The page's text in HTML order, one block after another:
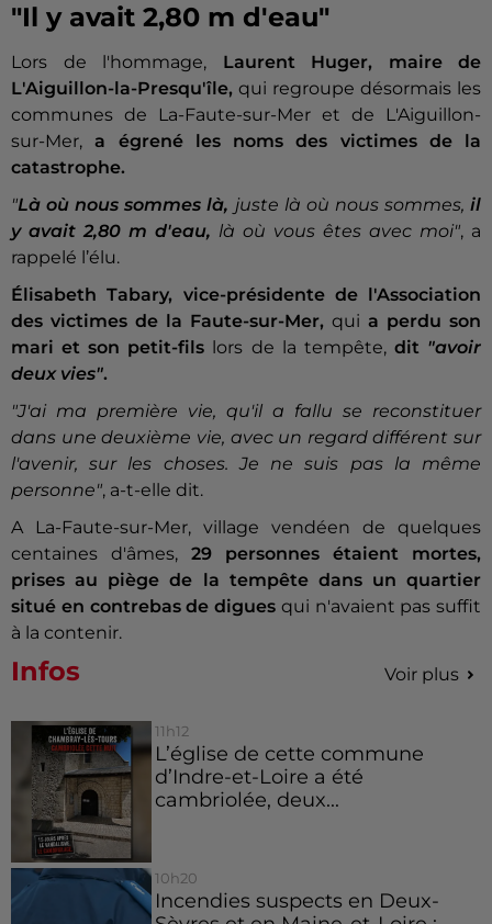
"Il y avait 2,80 m d'eau"
Lors de l'hommage, Laurent Huger, maire de
L'Aiguillon-la-Presqu'île, qui regroupe désormais les
communes de La-Faute-sur-Mer et de L'Aiguillon-
sur-Mer,a égrené les noms des victimes de la
catastrophe.
"Là où nous sommes là, juste là où nous sommes, il
y avait 2,80 m d'eau, là où vous êtes avec moi", a
rappelé l’élu.
Élisabeth Tabary, vice-présidente de l'Association
des victimes de la Faute-sur-Mer, qui a perdu son
mari et son petit-fils lors de la tempête, dit "avoir
deux vies".
"J'ai ma première vie, qu'il a fallu se reconstituer
dans une deuxième vie, avec un regard différent sur
l'avenir, sur les choses. Je ne suis pas la même
personne", a-t-elle dit.
A La-Faute-sur-Mer, village vendéen de quelques
centaines d'âmes, 29 personnes étaient mortes,
prises au piège de la tempête dans un quartier
situé en contrebas de digues qui n'avaient pas suffit
à la contenir.
Infos Voir plus
11h12
L’église de cette commune
d’Indre-et-Loire a été
cambriolée, deux...
10h20
Incendies suspects en Deux-